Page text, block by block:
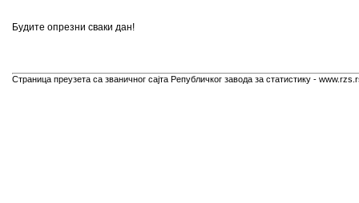
Будите опрезни сваки дан!
Страница преузета са званичног сајта Републичког завода за статистику -